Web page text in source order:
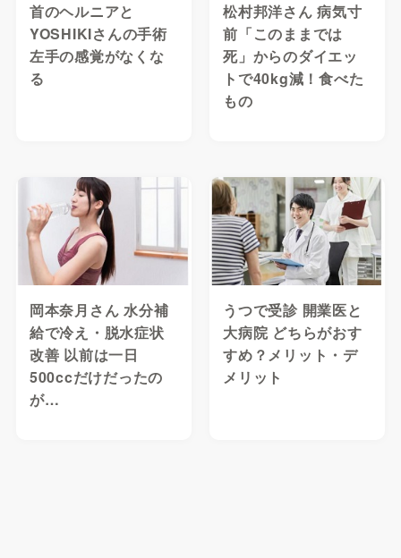
首のヘルニアと
YOSHIKIさんの手術
左手の感覚がなくな
る
松村邦洋さん 病気寸
前「このままでは
死」からのダイエッ
トで40kg減！食べた
もの
岡本奈月さん 水分補
給で冷え・脱水症状
改善 以前は一日
500ccだけだったの
が…
うつで受診 開業医と
大病院 どちらがおす
すめ？メリット・デ
メリット